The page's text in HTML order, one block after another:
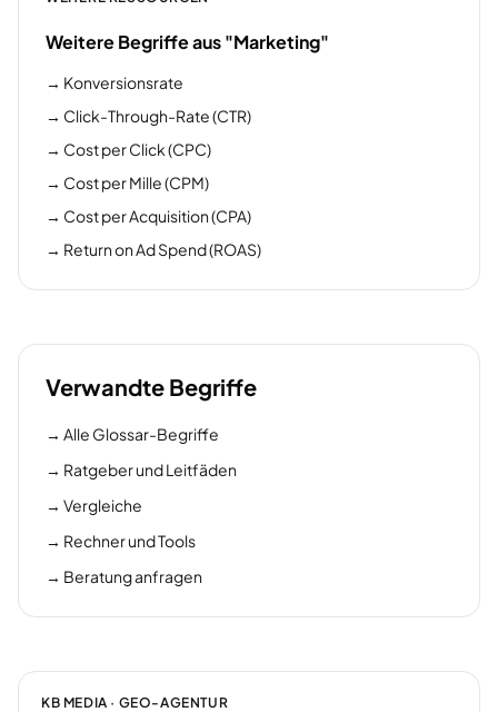
Weitere Begriffe aus "Marketing"
→ Konversionsrate
→ Click-Through-Rate (CTR)
→ Cost per Click (CPC)
→ Cost per Mille (CPM)
→ Cost per Acquisition (CPA)
→ Return on Ad Spend (ROAS)
Verwandte Begriffe
→ Alle Glossar-Begriffe
→ Ratgeber und Leitfäden
→ Vergleiche
→ Rechner und Tools
→ Beratung anfragen
KB MEDIA · GEO-AGENTUR